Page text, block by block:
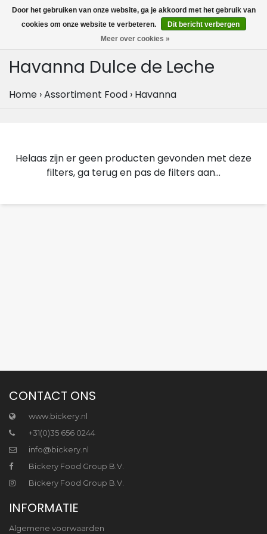
MENU
0
Havanna Dulce de Leche
Home ›Assortiment Food › Havanna
Helaas zijn er geen producten gevonden met deze
filters, ga terug en pas de filters aan...
CONTACT ONS
www.bickery.nl
+31(0)35 656 0244
info@bickery.nl
Bickery Food Group B.V.
Bickery Food Group B.V.
INFORMATIE
Algemene voorwaarden
Door het gebruiken van onze website, ga je akkoord met het gebruik van
cookies om onze website te verbeteren.
Dit bericht verbergen
Meer over cookies »